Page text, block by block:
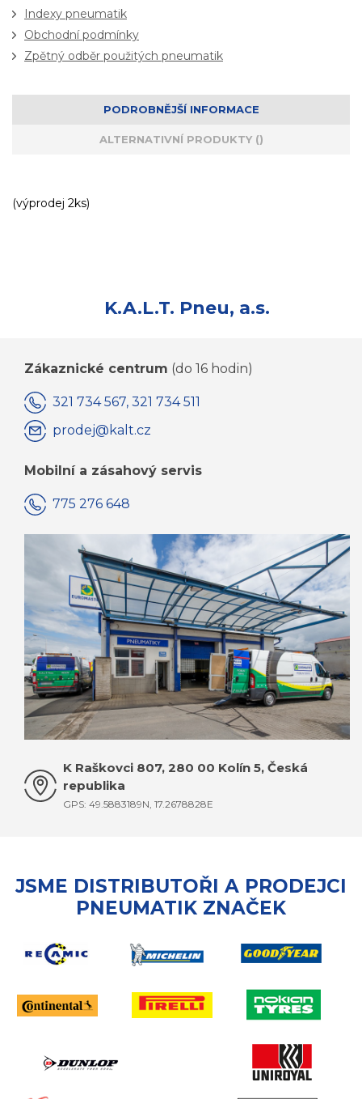
Indexy pneumatik
Obchodní podmínky
Zpětný odběr použitých pneumatik
PODROBNĚJŠÍ INFORMACE
ALTERNATIVNÍ PRODUKTY ()
(výprodej 2ks)
K.A.L.T. Pneu, a.s.
Zákaznické centrum (do 16 hodin)
321 734 567, 321 734 511
prodej@kalt.cz
Mobilní a zásahový servis
775 276 648
KOMPLETNÍ KONTAKTY JSOU ZDE
K Raškovci 807, 280 00 Kolín 5, Česká
republika
GPS: 49.5883189N, 17.2678828E
JSME DISTRIBUTOŘI A PRODEJCI
PNEUMATIK ZNAČEK